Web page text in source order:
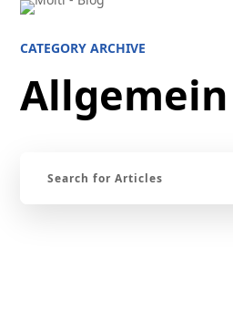
CATEGORY ARCHIVE
Allgemein